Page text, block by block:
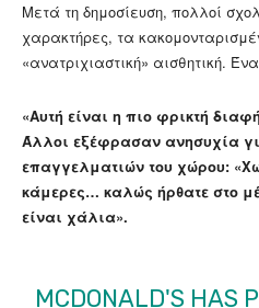
Μετά τη δημοσίευση, πολλοί
χαρακτήρες, τα
«ανατριχιαστική» αισθητική.
«Αυτή είναι η πιο φρικτή
Άλλοι εξέφρασαν ανησυχία
επαγγελματιών του χώρου:
κάμερες… καλώς ήρθατε στο
είναι χάλια».
MCDONALD'S HAS